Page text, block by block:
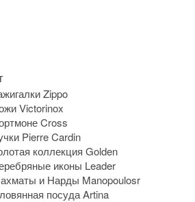
Zippo
Victorinox
Cross
Pierre Cardin
коллекция Golden
иконы Leader
и Нарды Manopoulosr
посуда Artina